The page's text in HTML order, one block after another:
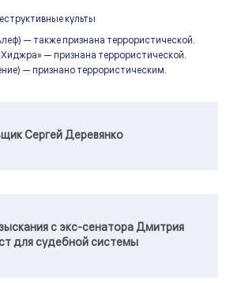
культы
— также признана террористической.
— признана террористической.
— признано террористическим.
Сергей Деревянко
с экс-сенатора Дмитрия
для судебной системы